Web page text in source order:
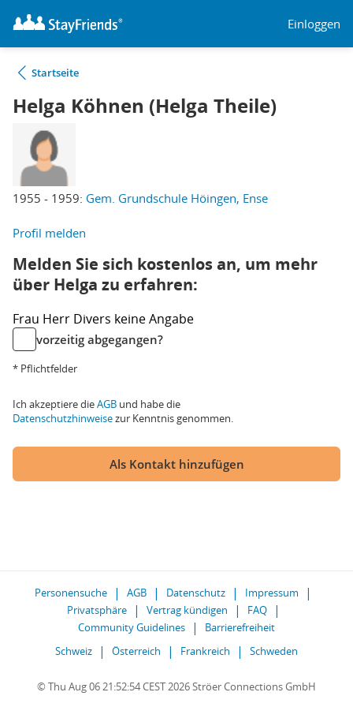
Einloggen
Startseite
Helga Köhnen (Helga Theile)
1955 - 1959: Gem. Grundschule Höingen, Ense
Profil melden
Melden Sie sich kostenlos an, um mehr
über Helga zu erfahren:
Frau Herr Divers keine Angabe
vorzeitig abgegangen?
* Pflichtfelder
Ich akzeptiere dieAGB und habe die
Datenschutzhinweisezur Kenntnis genommen.
Als Kontakt hinzufügen
Personensuche AGB Datenschutz
Impressum
Privatsphäre
Vertrag kündigen
FAQ
Community Guidelines
Barrierefreiheit
Schweiz
Österreich Frankreich Schweden
© Thu Aug 06 21:52:54 CEST 2026 Ströer Connections GmbH